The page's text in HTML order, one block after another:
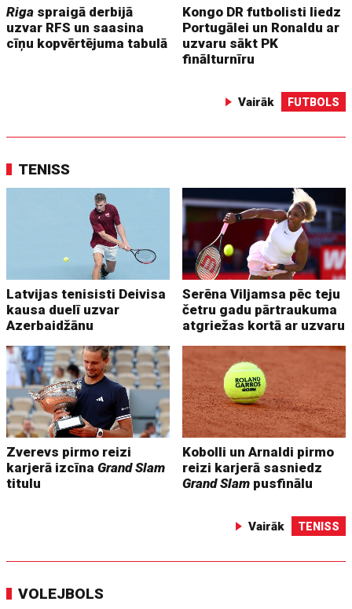
Riga spraigā derbijā
uzvar RFS un saasina
cīņu kopvērtējuma tabulā
Kongo DR futbolisti liedz
Portugālei un Ronaldu ar
uzvaru sākt PK
finālturnīru
Vairāk FUTBOLS
TENISS
Latvijas tenisisti Deivisa
kausa duelī uzvar
Azerbaidžānu
Serēna Viljamsa pēc teju
četru gadu pārtraukuma
atgriežas kortā ar uzvaru
Zverevs pirmo reizi
karjerā izcīnaGrand Slam
titulu
Kobolli un Arnaldi pirmo
reizi karjerā sasniedz
Grand Slam pusfinālu
Vairāk TENISS
VOLEJBOLS